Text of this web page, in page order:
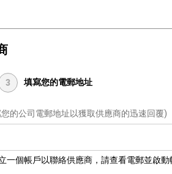
3 填寫您的電郵地址
的公司電郵地址以獲取供應商的迅速回覆)
一個帳戶以聯絡供應商，請查看電郵並啟動